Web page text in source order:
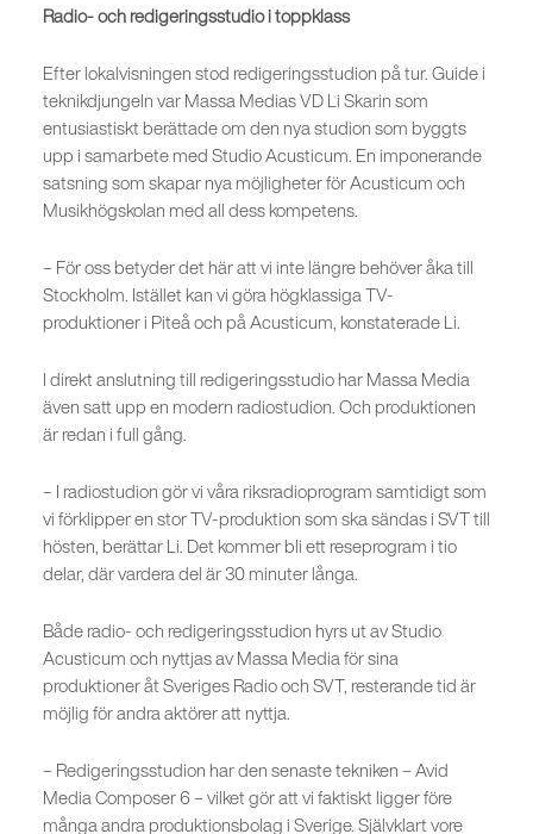
Radio- och redigeringsstudio i toppklass
Efter lokalvisningen stod redigeringsstudion på tur. Guide i
teknikdjungeln var Massa Medias VD Li Skarin som
entusiastiskt berättade om den nya studion som byggts
upp i samarbete med Studio Acusticum. En imponerande
satsning som skapar nya möjligheter för Acusticum och
Musikhögskolan med all dess kompetens.
– För oss betyder det här att vi inte längre behöver åka till
Stockholm. Istället kan vi göra högklassiga TV-
produktioner i Piteå och på Acusticum, konstaterade Li.
I direkt anslutning till redigeringsstudio har Massa Media
även satt upp en modern radiostudion. Och produktionen
är redan i full gång.
– I radiostudion gör vi våra riksradioprogram samtidigt som
vi förklipper en stor TV-produktion som ska sändas i SVT till
hösten, berättar Li. Det kommer bli ett reseprogram i tio
delar, där vardera del är 30 minuter långa.
Både radio- och redigeringsstudion hyrs ut av Studio
Acusticum och nyttjas av Massa Media för sina
produktioner åt Sveriges Radio och SVT, resterande tid är
möjlig för andra aktörer att nyttja.
– Redigeringsstudion har den senaste tekniken – Avid
Media Composer 6 – vilket gör att vi faktiskt ligger före
många andra produktionsbolag i Sverige. Självklart vore